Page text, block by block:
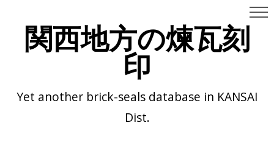
関西地方の煉瓦刻
印
Yet another brick-seals database in KANSAI
Dist.